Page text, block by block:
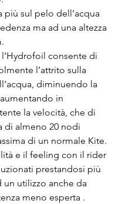
più sul pelo dell’acqua
ma ad una altezza
consente di
l’attrito sulla
diminuendo la
in
la velocità, che di
di almeno 20 nodi
di un normale Kite.
e il feeling con il rider
prestandosi più
un utilizzo anche da
meno esperta .